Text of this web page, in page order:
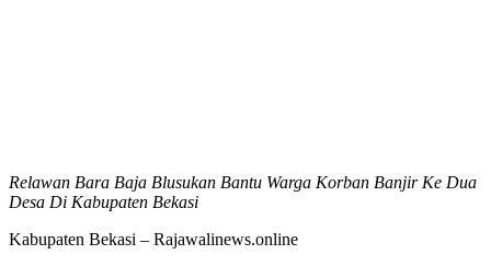
Relawan Bara Baja Blusukan Bantu Warga Korban Banjir Ke Dua
Desa Di Kabupaten Bekasi
Kabupaten Bekasi – Rajawalinews.online